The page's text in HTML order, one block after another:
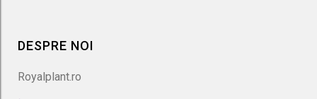
DESPRE NOI
Royalplant.ro